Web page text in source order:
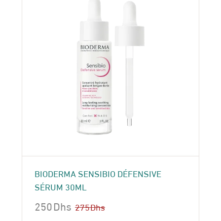
BIODERMA SENSIBIO DÉFENSIVE
SÉRUM 30ML
275Dhs
250Dhs